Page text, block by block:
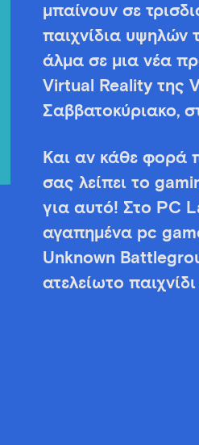
μπαίνουν σε
παιχνίδια υψηλών
άλμα σε μια νέα
Virtual Reality της
Σαββατοκύριακο,
Και αν κάθε φορά
σας λείπει το
για αυτό! Στο PC
αγαπημένα pc
Unknown
ατελείωτο